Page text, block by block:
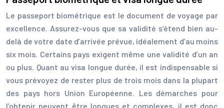
Le passeport biométrique est le document de voyage par
excellence. Assurez-vous que sa validité s’étend bien au-
delà de votre date d’arrivée prévue, idéalement d’au moins
six mois. Certains pays exigent même une validité d’un an
ou plus. Quant au visa longue durée, il est indispensable si
vous prévoyez de rester plus de trois mois dans la plupart
des pays hors Union Européenne. Les démarches pour
l’obtenir peuvent être longues et complexes, il est donc